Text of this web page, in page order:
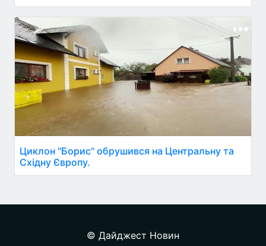
Циклон "Борис" обрушився на Центральну та
Східну Європу.
© Дайджест Новин